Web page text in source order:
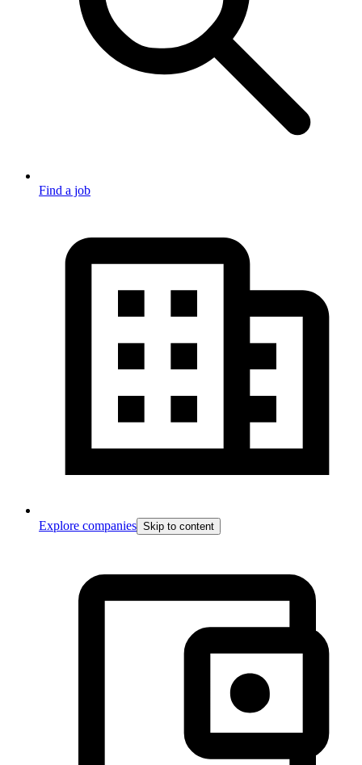
Find a job
Explore companies Skip to content